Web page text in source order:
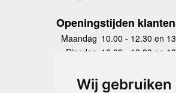
Wij
Openingstijden
Maandag 10.00 - 12.30 en
Dinsdag 10.00 - 12.30 en
Donderdag
10.00 - 12.30 en